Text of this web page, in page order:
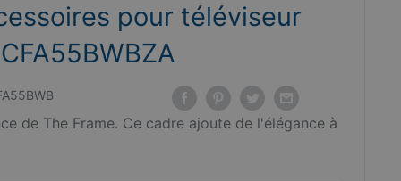
pour téléviseur
de The Frame. Ce cadre ajoute de l'élégance à